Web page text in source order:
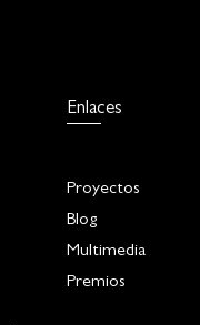
Enlaces
Proyectos
Blog
Multimedia
Premios